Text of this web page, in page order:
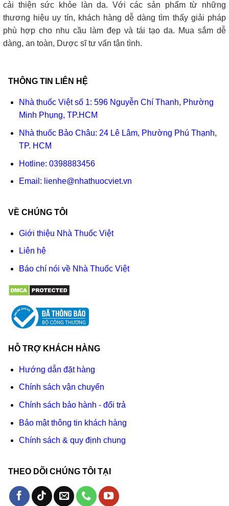
cải thiện sức khỏe làn da. Với các sản phẩm từ những
thương hiệu uy tín, khách hàng dễ dàng tìm thấy giải pháp
phù hợp cho nhu cầu làm đẹp và tái tạo da. Mua sắm dễ
dàng, an toàn, Dược sĩ tư vấn tận tình.
THÔNG TIN LIÊN HỆ
Nhà thuốc Việt số 1: 596 Nguyễn Chí Thanh, Phường
Minh Phụng, TP.HCM
Nhà thuốc Bảo Châu: 24 Lê Lâm, Phường Phú Thạnh,
TP. HCM
Hotline: 0398883456
Email: lienhe@nhathuocviet.vn
VỀ CHÚNG TÔI
Giới thiệu Nhà Thuốc Việt
Liên hệ
Báo chí nói về Nhà Thuốc Việt
HỖ TRỢ KHÁCH HÀNG
Hướng dẫn đặt hàng
Chính sách vận chuyển
Chính sách bảo hành - đổi trả
Bảo mật thông tin khách hàng
Chính sách & quy định chung
THEO DÕI CHÚNG TÔI TẠI